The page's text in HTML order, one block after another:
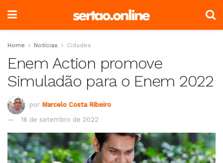
Home Notícias Cidades
Enem Action promove
Simuladão para o Enem 2022
por Marcelo Costa Ribeiro
16 de setembro de 2022